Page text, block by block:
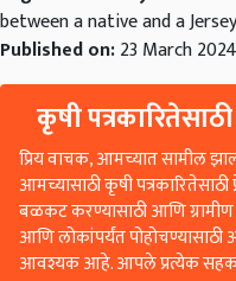
between a native and a
Published on:23 March
कृषी
प्रिय वाचक, आमच्यात सामील
आमच्यासाठी कृषी
बळकट करण्यासाठी आणि
आणि लोकांपर्यंत
आवश्यक आहे. आपले प्रत्येक